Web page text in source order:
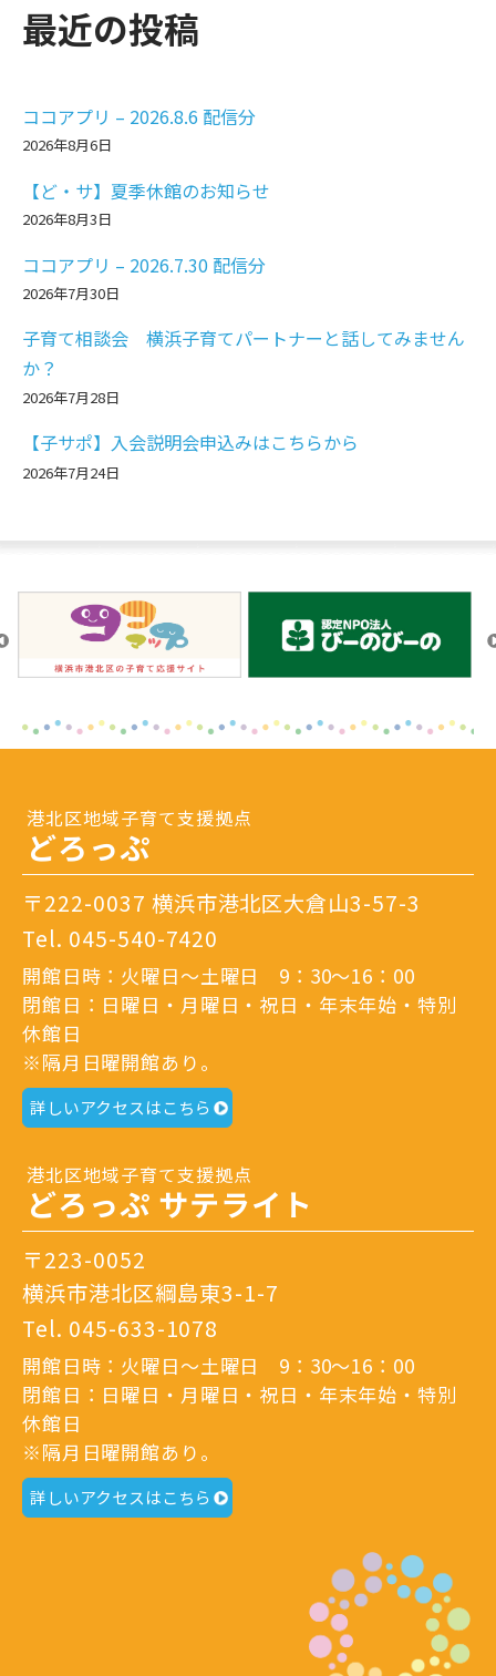
最近の投稿
ココアプリ – 2026.8.6 配信分
2026年8月6日
【ど・サ】夏季休館のお知らせ
2026年8月3日
ココアプリ – 2026.7.30 配信分
2026年7月30日
子育て相談会 横浜子育てパートナーと話してみません
か？
2026年7月28日
【子サポ】入会説明会申込みはこちらから
2026年7月24日
港北区地域子育て支援拠点
どろっぷ
〒222-0037 横浜市港北区大倉山3-57-3
Tel. 045-540-7420
開館日時：火曜日～土曜日 9：30～16：00
閉館日：日曜日・月曜日・祝日・年末年始・特別
休館日
※隔月日曜開館あり。
詳しいアクセスはこちら
港北区地域子育て支援拠点
どろっぷ サテライト
〒223-0052
横浜市港北区綱島東3-1-7
Tel. 045-633-1078
開館日時：火曜日～土曜日 9：30～16：00
閉館日：日曜日・月曜日・祝日・年末年始・特別
休館日
※隔月日曜開館あり。
詳しいアクセスはこちら